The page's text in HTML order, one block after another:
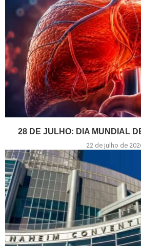
28 DE JULHO: DIA MUNDIAL
22 de julho de